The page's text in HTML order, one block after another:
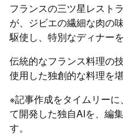
フランスの三ツ星レスト
が、ジビエの繊細な肉の
駆使し、特別なディナー
伝統的なフランス料理の
使用した独創的な料理を
※記事作成をタイムリー
て開発した独自AIを、編
す。